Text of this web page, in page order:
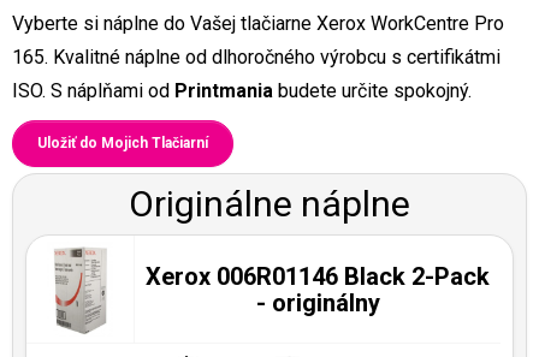
Vyberte si náplne do Vašej tlačiarne Xerox WorkCentre Pro
165. Kvalitné náplne od dlhoročného výrobcu s certifikátmi
ISO. S náplňami od Printmania budete určite spokojný.
Uložiť do Mojich Tlačiarní
Originálne náplne
Xerox 006R01146 Black 2-Pack
- originálny